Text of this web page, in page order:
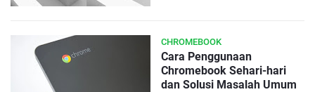
CHROMEBOOK
Cara Penggunaan
Chromebook Sehari-hari
dan Solusi Masalah Umum